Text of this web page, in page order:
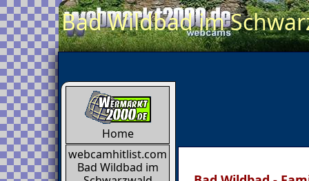
Bad Wildbad im
Home
webcamhitlist.com
Bad Wildbad im